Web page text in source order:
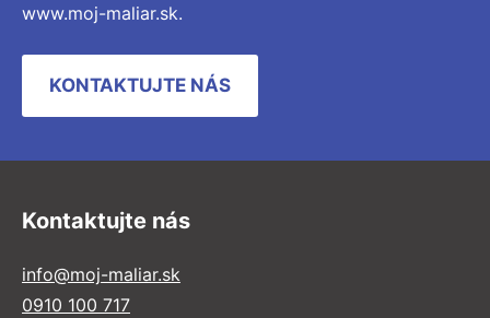
www.moj-maliar.sk.
KONTAKTUJTE NÁS
Kontaktujte nás
info@moj-maliar.sk
0910 100 717